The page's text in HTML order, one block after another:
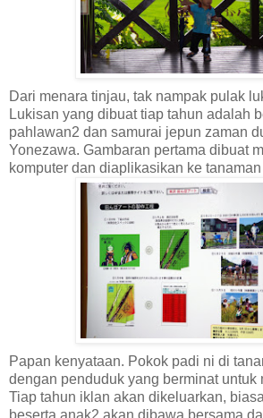
Dari menara tinjau, tak nampak pulak
Lukisan yang dibuat tiap tahun adalah
pahlawan2 dan samurai jepun zaman
Yonezawa. Gambaran pertama dibuat
komputer dan diaplikasikan ke
Papan kenyataan. Pokok padi ni di
dengan penduduk yang berminat untuk
Tiap tahun iklan akan dikeluarkan,
beserta anak2 akan dibawa bersama